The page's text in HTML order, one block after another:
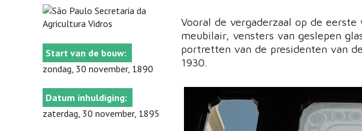
Start van de bouw:
zondag, 30 november, 1890
Datum inhuldiging:
zaterdag, 30 november, 1895
Vooral de vergaderzaal op de
meubilair, vensters van geslepen
portretten van de presidenten van
1930.